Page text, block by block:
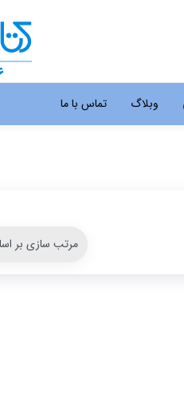
وبلاگ تماس با ما